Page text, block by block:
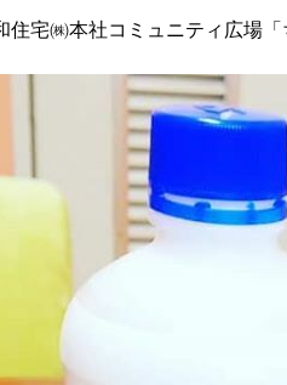
住宅㈱本社コミュニティ広場